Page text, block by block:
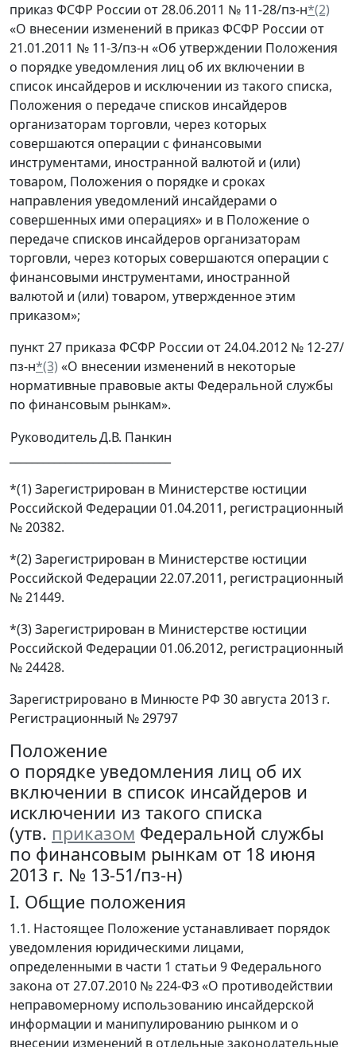
приказ ФСФР России от 28.06.2011 № 11-28/пз-н*(2)
«О внесении изменений в приказ ФСФР России от
21.01.2011 № 11-3/пз-н «Об утверждении Положения
о порядке уведомления лиц об их включении в
список инсайдеров и исключении из такого списка,
Положения о передаче списков инсайдеров
организаторам торговли, через которых
совершаются операции с финансовыми
инструментами, иностранной валютой и (или)
товаром, Положения о порядке и сроках
направления уведомлений инсайдерами о
совершенных ими операциях» и в Положение о
передаче списков инсайдеров организаторам
торговли, через которых совершаются операции с
финансовыми инструментами, иностранной
валютой и (или) товаром, утвержденное этим
приказом»;
пункт 27 приказа ФСФР России от 24.04.2012 № 12-27/
пз-н*(3) «О внесении изменений в некоторые
нормативные правовые акты Федеральной службы
по финансовым рынкам».
РуководительД.В. Панкин
*(1) Зарегистрирован в Министерстве юстиции
Российской Федерации 01.04.2011, регистрационный
№ 20382.
*(2) Зарегистрирован в Министерстве юстиции
Российской Федерации 22.07.2011, регистрационный
№ 21449.
*(3) Зарегистрирован в Министерстве юстиции
Российской Федерации 01.06.2012, регистрационный
№ 24428.
Зарегистрировано в Минюсте РФ 30 августа 2013 г.
Регистрационный № 29797
Положение
о порядке уведомления лиц об их
включении в список инсайдеров и
исключении из такого списка
(утв. приказом Федеральной службы
по финансовым рынкам от 18 июня
2013 г. № 13-51/пз-н)
I. Общие положения
1.1. Настоящее Положение устанавливает порядок
уведомления юридическими лицами,
определенными в части 1 статьи 9 Федерального
закона от 27.07.2010 № 224-ФЗ «О противодействии
неправомерному использованию инсайдерской
информации и манипулированию рынком и о
внесении изменений в отдельные законодательные